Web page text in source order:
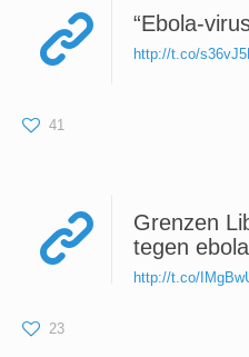
“Ebola-
http://t.co/
41
Grenzen
tegen ebola
http://t.co/
23